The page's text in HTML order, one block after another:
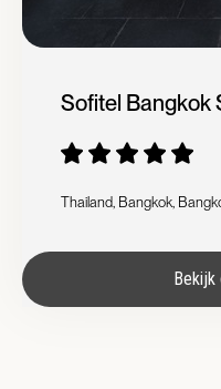
Sofitel Bangkok
Thailand, Bangkok,
Bekijk